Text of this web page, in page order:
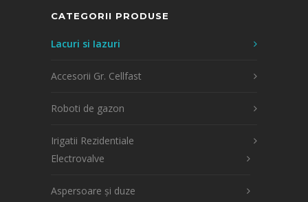
CATEGORII PRODUSE
Lacuri si Iazuri
Accesorii Gr. Cellfast
Roboti de gazon
Irigatii Rezidentiale
Electrovalve
Aspersoare și duze